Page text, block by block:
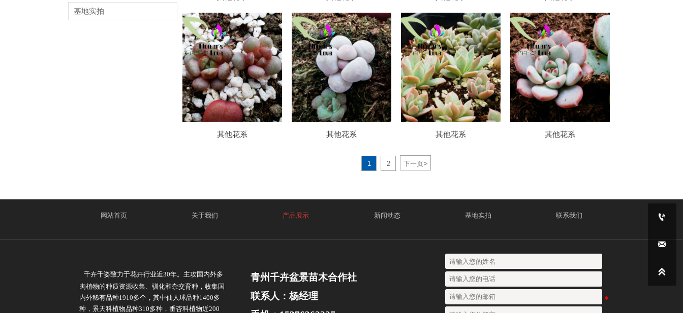
基地实拍
其他花系 其他花系 其他花系 其他花系
1 2 下一页>
网站首页 关于我们 产品展示 新闻动态 基地实拍 联系我们
千卉千姿致力于花卉行业近30年。主攻国内外多
肉植物的种质资源收集、驯化和杂交育种，收集国
内外稀有品种1910多个，其中仙人球品种1400多
种，景天科植物品种310多种，番杏科植物近200
青州千卉盆景苗木合作社
联系人：杨经理


